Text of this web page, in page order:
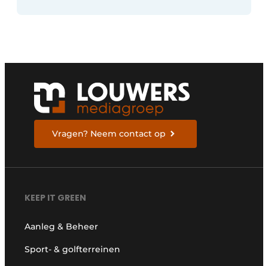
Vragen? Neem contact op
KEEP IT GREEN
Aanleg & Beheer
Sport- & golfterreinen